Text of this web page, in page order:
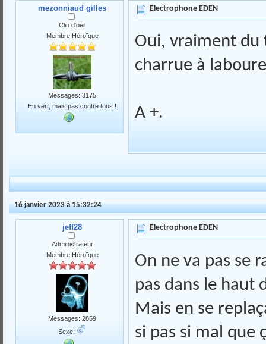
mezonniaud gilles
Clin d'oeil
Membre Héroïque
Messages: 3175
En vert, mais pas contre tous !
Electrophone EDEN
Oui, vraiment du
charrue à
A +.
16 janvier 2023 à 15:32:24
jeff28
Administrateur
Membre Héroïque
Messages: 2859
Sexe:
Electrophone EDEN
On ne va pas se
pas dans le haut
Mais en se
si pas si mal que